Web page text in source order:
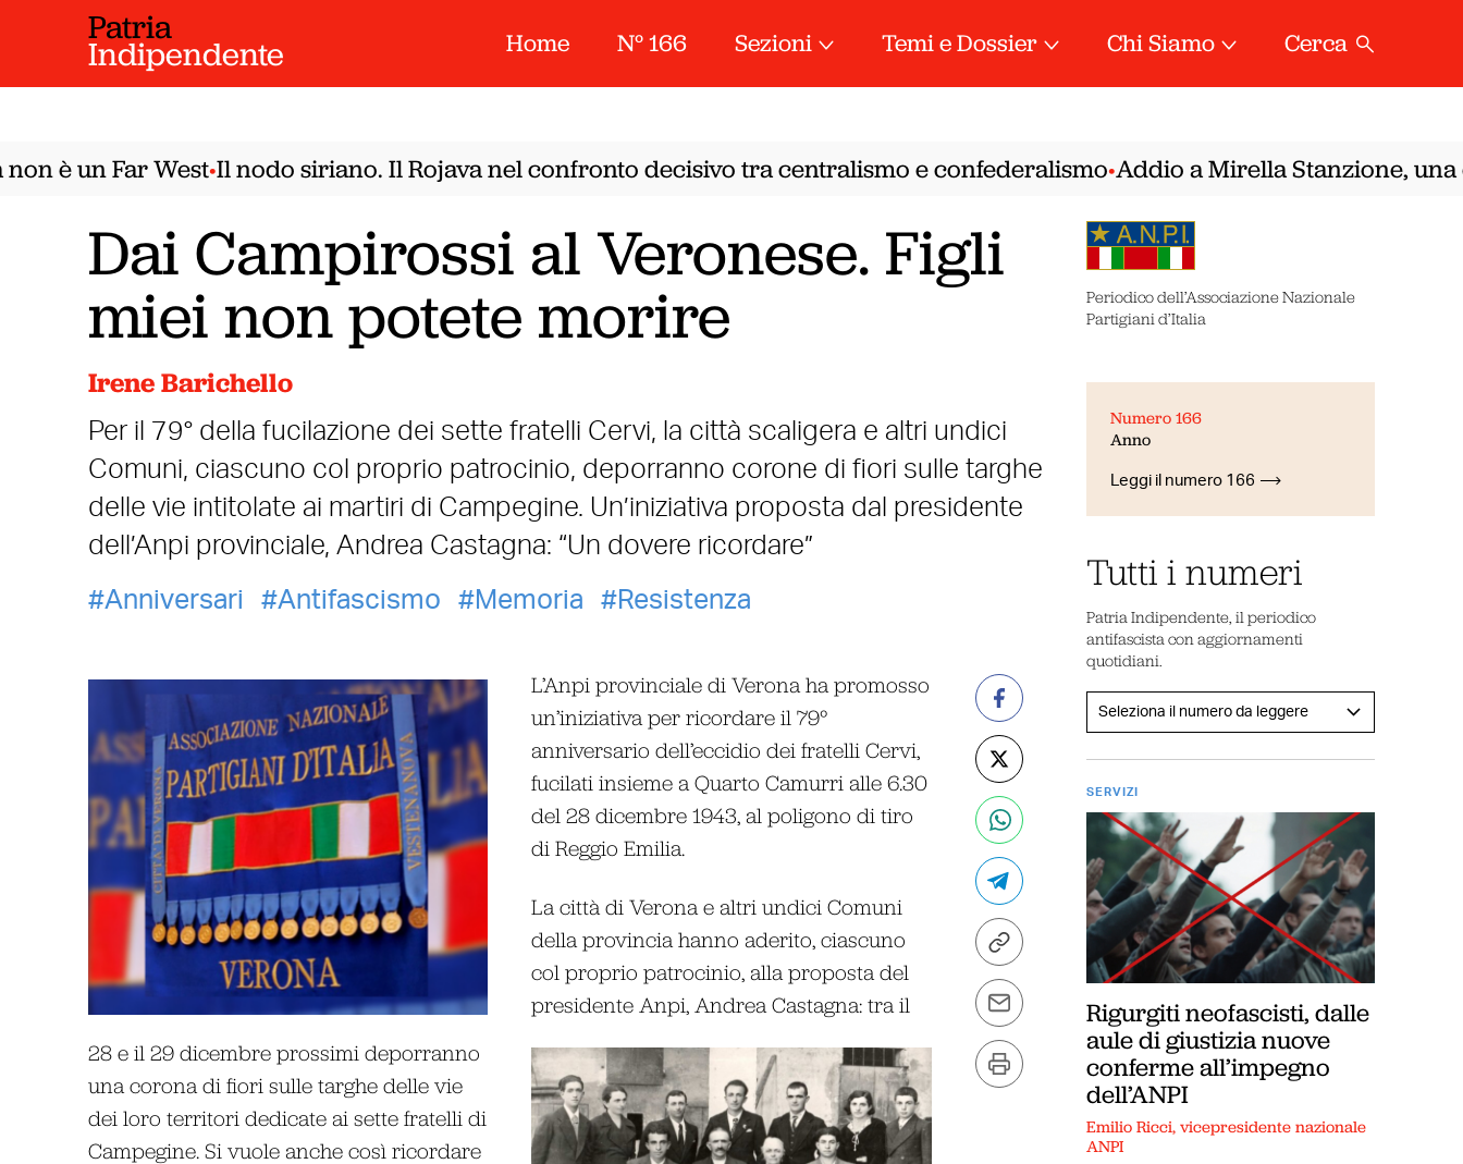
Patria
Indipendente Home N° 166 Sezioni Temi e Dossier Chi Siamo Cerca
è un Far West•Il nodo siriano. Il Rojava nel confronto decisivo tra centralismo e confederalismo•Addio a Mirella Stanzione, una
Dai Campirossi al Veronese. Figli
miei non potete morire
Irene Barichello
Per il 79° della fucilazione dei sette fratelli Cervi, la città scaligera e altri undici
Comuni, ciascuno col proprio patrocinio, deporranno corone di fiori sulle targhe
delle vie intitolate ai martiri di Campegine. Un’iniziativa proposta dal presidente
dell’Anpi provinciale, Andrea Castagna: “Un dovere ricordare”
Anniversari
Antifascismo Memoria Resistenza
L’Anpi provinciale di Verona ha promosso
un’iniziativa per ricordare il 79°
anniversario dell’eccidio dei fratelli Cervi,
fucilati insieme a Quarto Camurri alle 6.30
del 28 dicembre 1943, al poligono di tiro
di Reggio Emilia.
La città di Verona e altri undici Comuni
della provincia hanno aderito, ciascuno
col proprio patrocinio, alla proposta del
presidente Anpi, Andrea Castagna: tra il
28 e il 29 dicembre prossimi deporranno
una corona di fiori sulle targhe delle vie
dei loro territori dedicate ai sette fratelli di
Campegine. Si vuole anche così ricordare
Periodico dell’Associazione Nazionale
Partigiani d’Italia
Numero 166
Anno
Leggi il numero 166
Tutti i numeri
Patria Indipendente, il periodico
antifascista con aggiornamenti
quotidiani.
SERVIZI
Rigurgiti neofascisti, dalle
aule di giustizia nuove
conferme all’impegno
dell’ANPI
Emilio Ricci, vicepresidente nazionale
ANPI